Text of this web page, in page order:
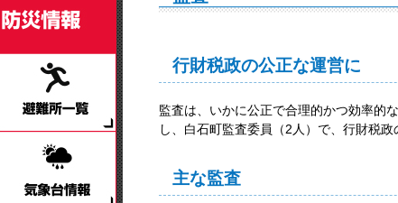
行財税政の公正な運営に
監査は、いかに公正で合理的かつ効率的
し、白石町監査委員（2人）で、行財税
主な監査